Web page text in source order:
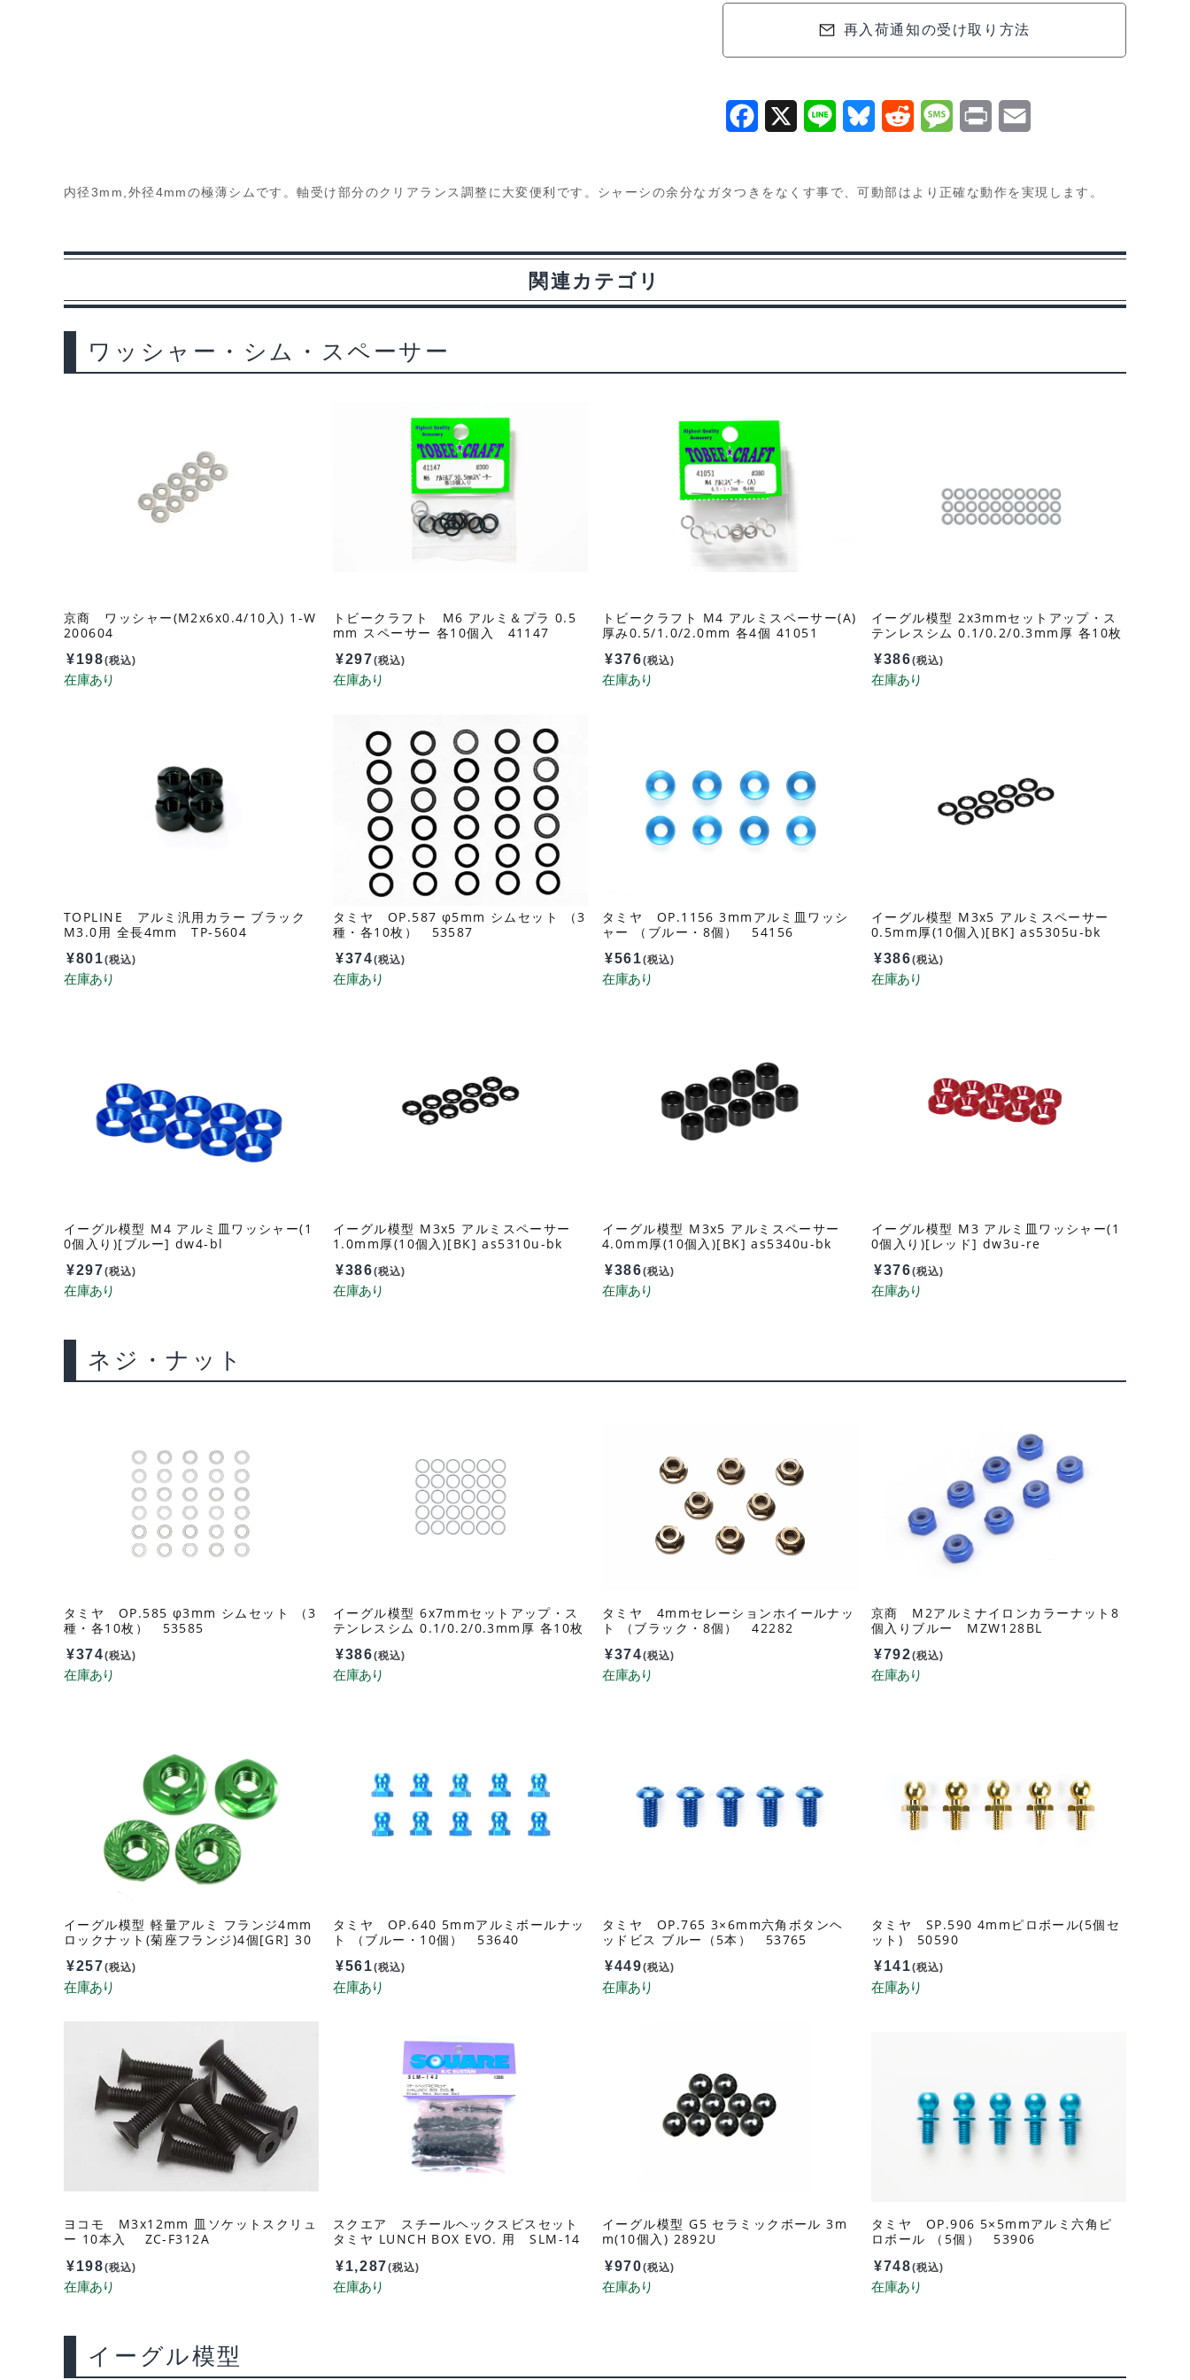
0.1/0.2/0.3mm
各
10
sh3u
再入荷通知の受け取り方法
o
X B
y
R M
e
内径3mm,外径4mmの極薄シムです。軸受け部分のクリアランス調整に大変便利です。シャーシの余分なガタつきをなくす事で、可動部はより正確な動作を実現します。
関連カテゴリ
ワッシャー・シム・スペーサー
京商 ワッシャー(M2x6x0.4/10入) 1-W
200604
¥198(税込)
トビークラフト M6 アルミ＆プラ 0.5
mm スペーサー 各10個入 41147
¥297(税込)
トビークラフト M4 アルミスペーサー(A)
厚み0.5/1.0/2.0mm 各4個 41051
¥376(税込)
イーグル模型 2x3mmセットアップ・ス
テンレスシム 0.1/0.2/0.3mm厚 各10枚
¥386(税込)
TOPLINE アルミ汎用カラー ブラック
M3.0用 全長4mm TP-5604
¥801(税込)
タミヤ OP.587 φ5mm シムセット （3
種・各10枚） 53587
¥374(税込)
タミヤ OP.1156 3mmアルミ皿ワッシ
ャー （ブルー・8個） 54156
¥561(税込)
イーグル模型 M3x5 アルミスペーサー
0.5mm厚(10個入)[BK] as5305u-bk
¥386(税込)
イーグル模型 M4 アルミ皿ワッシャー(1
0個入り)[ブルー] dw4-bl
¥297(税込)
イーグル模型 M3x5 アルミスペーサー
1.0mm厚(10個入)[BK] as5310u-bk
¥386(税込)
イーグル模型 M3x5 アルミスペーサー
4.0mm厚(10個入)[BK] as5340u-bk
¥386(税込)
イーグル模型 M3 アルミ皿ワッシャー(1
0個入り)[レッド] dw3u-re
¥376(税込)
ネジ・ナット
タミヤ OP.585 φ3mm シムセット （3
種・各10枚） 53585
¥374(税込)
イーグル模型 6x7mmセットアップ・ス
テンレスシム 0.1/0.2/0.3mm厚 各10枚
¥386(税込)
タミヤ 4mmセレーションホイールナッ
ト （ブラック・8個） 42282
¥374(税込)
京商 M2アルミナイロンカラーナット8
個入りブルー MZW128BL
¥792(税込)
イーグル模型 軽量アルミ フランジ4mm
ロックナット(菊座フランジ)4個[GR] 30
¥257(税込)
タミヤ OP.640 5mmアルミボールナッ
ト （ブルー・10個） 53640
¥561(税込)
タミヤ OP.765 3×6mm六角ボタンヘ
ッドビス ブルー（5本） 53765
¥449(税込)
タミヤ SP.590 4mmピロボール(5個セ
ット) 50590
¥141(税込)
ヨコモ M3x12mm 皿ソケットスクリュ
ー 10本入 ZC-F312A
¥198(税込)
スクエア スチールヘックスビスセット
タミヤ LUNCH BOX EVO. 用 SLM-14
¥1,287(税込)
イーグル模型 G5 セラミックボール 3m
m(10個入) 2892U
¥970(税込)
タミヤ OP.906 5×5mmアルミ六角ピ
ロボール （5個） 53906
¥748(税込)
イーグル模型